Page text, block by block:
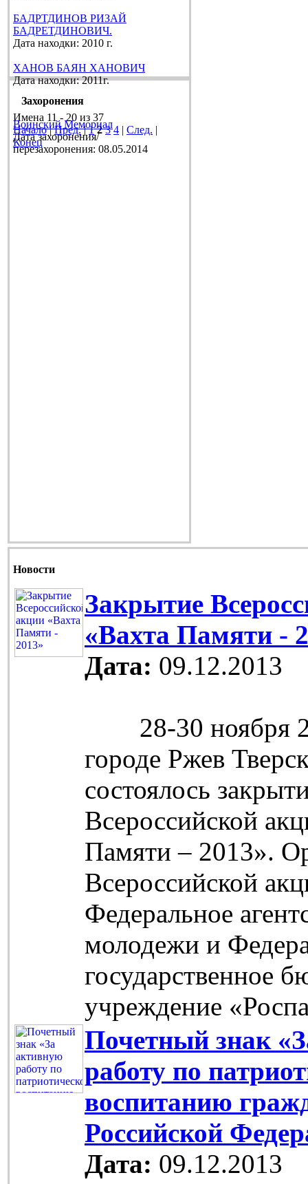
БАДРТДИНОВ РИЗАЙ
БАДРЕТДИНОВИЧ.
Дата находки: 2010 г.
ХАНОВ БАЯН ХАНОВИЧ
Дата находки: 2011г.
Имена 11 - 20 из 37
Начало|Пред.|1 2 3 4 | След. |
Конец
Захоронения
Воинский Мемориал
Дата захоронения/
перезахоронения: 08.05.2014
Новости
Закрытие
«Вахта Памяти -
Дата: 09.12.2013
28-30 ноября
городе Ржев
состоялось
Всероссийской
Памяти – 2013».
Всероссийской
Федеральное
молодежи и
государственное
учреждение
Почетный знак
работу по
воспитанию
Российской
Дата: 09.12.2013